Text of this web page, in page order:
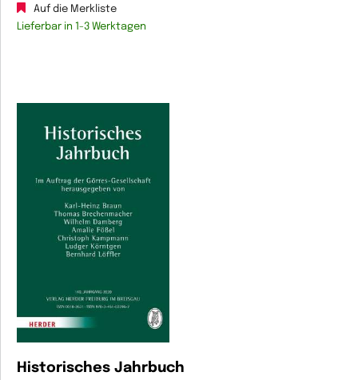
Auf die Merkliste
Lieferbar in 1-3 Werktagen
Historisches Jahrbuch